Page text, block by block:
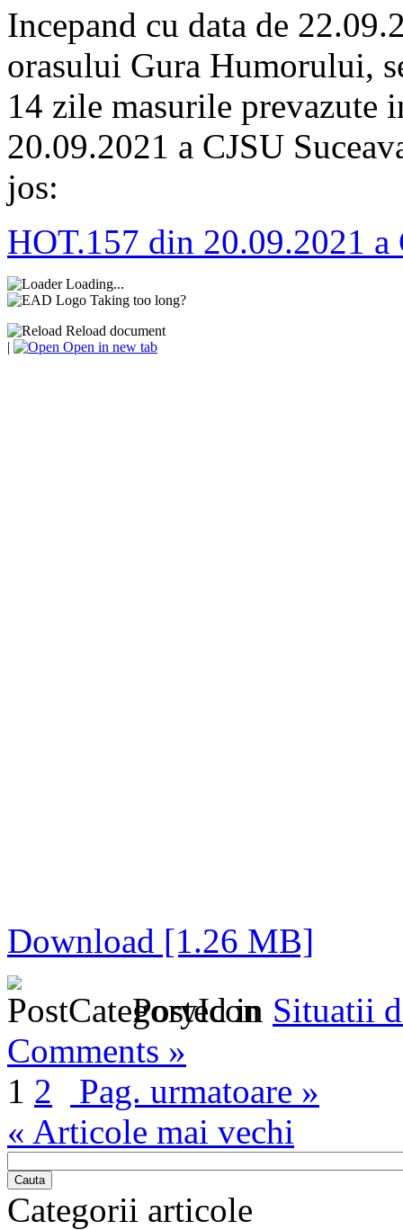
Incepand cu data de
orasului Gura Humorului,
14 zile masurile prevazute
20.09.2021 a CJSU
jos:
HOT.157 din 20.09.2021 a
Loading...
Taking too long?
Reload document
|
Open in new tab
Download [1.26 MB]
Posted in Situatii
Comments »
1 2
Pag. urmatoare »
« Articole mai vechi
Cauta
Categorii articole